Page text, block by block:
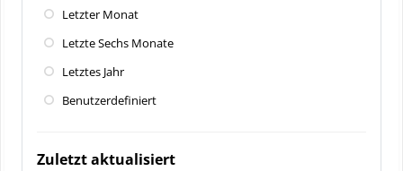
Letzter Monat
Letzte Sechs Monate
Letztes Jahr
Benutzerdefiniert
Zuletzt aktualisiert